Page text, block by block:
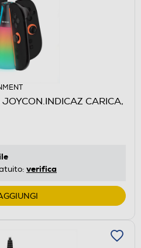
CARICA,
verifica